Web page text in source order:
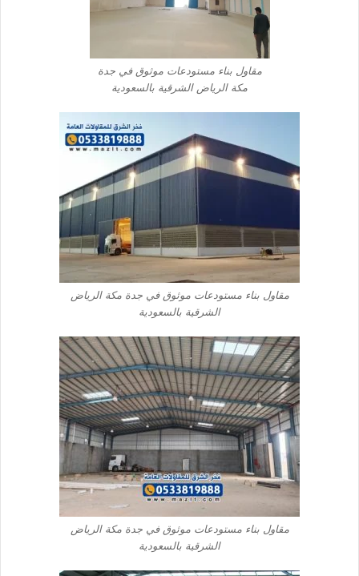
مقاول بناء مستودعات موثوق في جدة
مكة الرياض الشرقية بالسعودية
مقاول بناء مستودعات موثوق في جدة مكة الرياض
الشرقية بالسعودية
مقاول بناء مستودعات موثوق في جدة مكة الرياض
الشرقية بالسعودية